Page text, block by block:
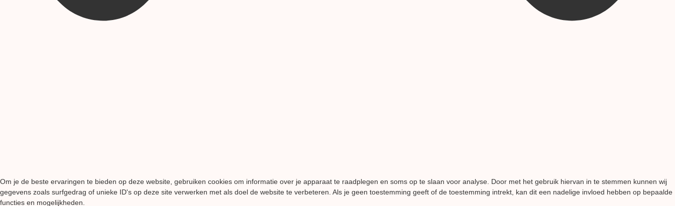
Om je de beste ervaringen te bieden op deze website, gebruiken cookies om informatie over je apparaat te raadplegen en soms op te slaan voor analyse. Door met het gebruik hiervan in te stemmen kunnen wij
gegevens zoals surfgedrag of unieke ID's op deze site verwerken met als doel de website te verbeteren. Als je geen toestemming geeft of de toestemming intrekt, kan dit een nadelige invloed hebben op bepaalde
functies en mogelijkheden.